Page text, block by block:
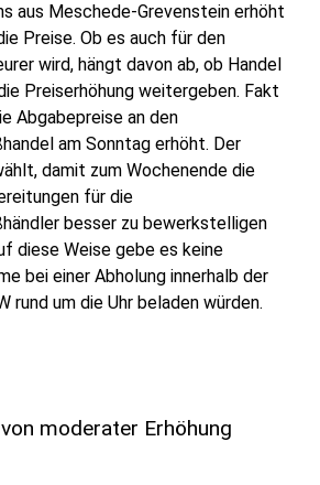
aus Meschede-Grevenstein erhöht
Preise. Ob es auch für den
wird, hängt davon ab, ob Handel
Preiserhöhung weitergeben. Fakt
Abgabepreise an den
am Sonntag erhöht. Der
damit zum Wochenende die
für die
besser zu bewerkstelligen
diese Weise gebe es keine
bei einer Abholung innerhalb der
rund um die Uhr beladen würden.
moderater Erhöhung